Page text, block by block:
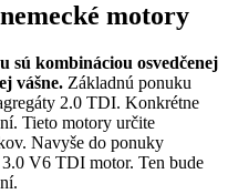
motory
sú kombináciou osvedčenej
vášne. Základnú ponuku
2.0 TDI. Konkrétne
Tieto motory určite
Navyše do ponuky
V6 TDI motor. Ten bude